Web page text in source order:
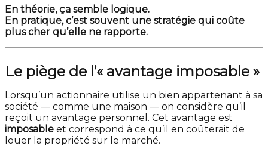
En théorie, ça semble logique.
En pratique, c’est souvent une stratégie qui coûte
plus cher qu’elle ne rapporte.
Le piège de l’« avantage imposable »
Lorsqu’un actionnaire utilise un bien appartenant à sa
société — comme une maison — on considère qu’il
reçoit un avantage personnel. Cet avantage est
imposable et correspond à ce qu’il en coûterait de
louer la propriété sur le marché.